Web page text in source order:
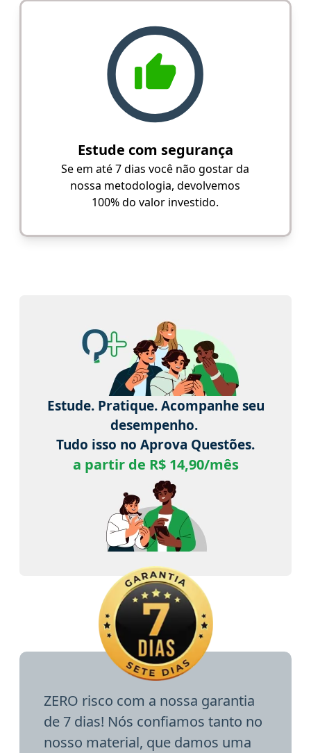
Estude com segurança
Se em até 7 dias você não gostar da
nossa metodologia, devolvemos
100% do valor investido.
Estude. Pratique. Acompanhe seu
desempenho.
Tudo isso no Aprova Questões.
a partir de R$ 14,90/mês
ZERO risco com a nossa garantia
de 7 dias! Nós confiamos tanto no
nosso material, que damos uma